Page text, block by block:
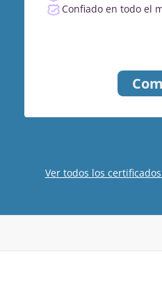
Confiado en todo el
Ver todos los certificados